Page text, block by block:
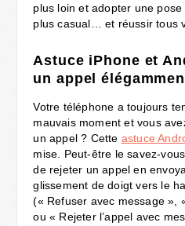
plus loin et adopter une
plus casual… et réussir tous
Astuce iPhone et
un appel
Votre téléphone a toujours
mauvais moment et vous
un appel ? Cette astuce
mise. Peut-être le savez-
de rejeter un appel en
glissement de doigt vers le
(« Refuser avec message »,
ou « Rejeter l’appel avec